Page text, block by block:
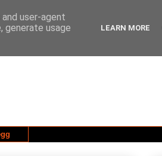
user-agent
generate usage
LEARN MORE